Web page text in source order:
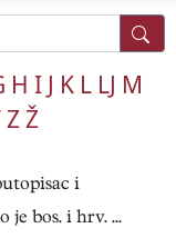
H I J K L LJ M
ZŽ
i
je bos. i hrv. ...